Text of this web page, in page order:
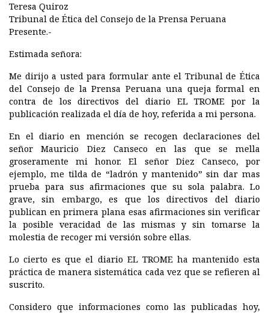
Teresa Quiroz
Tribunal de Ética del Consejo de la Prensa Peruana
Presente.-
Estimada señora:
Me dirijo a usted para formular ante el Tribunal de Ética
del Consejo de la Prensa Peruana una queja formal en
contra de los directivos del diario EL TROME por la
publicación realizada el día de hoy, referida a mi persona.
En el diario en mención se recogen declaraciones del
señor Mauricio Diez Canseco en las que se mella
groseramente mi honor. El señor Diez Canseco, por
ejemplo, me tilda de “ladrón y mantenido” sin dar mas
prueba para sus afirmaciones que su sola palabra. Lo
grave, sin embargo, es que los directivos del diario
publican en primera plana esas afirmaciones sin verificar
la posible veracidad de las mismas y sin tomarse la
molestia de recoger mi versión sobre ellas.
Lo cierto es que el diario EL TROME ha mantenido esta
práctica de manera sistemática cada vez que se refieren al
suscrito.
Considero que informaciones como las publicadas hoy,